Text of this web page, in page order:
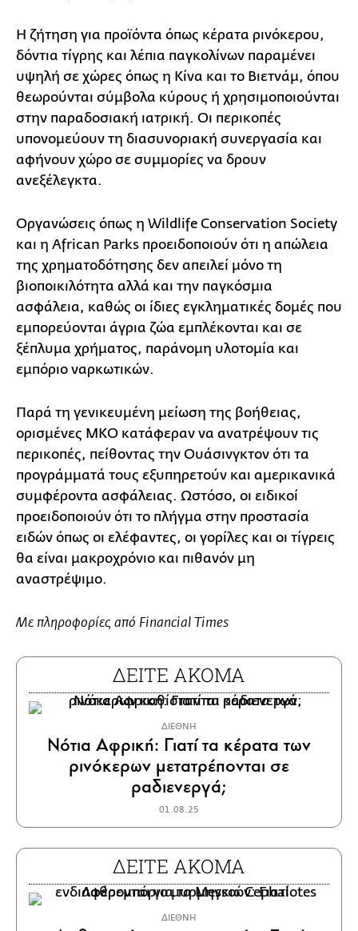
Η ζήτηση για προϊόντα όπως κέρατα ρινόκερου,
δόντια τίγρης και λέπια παγκολίνων παραμένει
υψηλή σε χώρες όπως η Κίνα και το Βιετνάμ, όπου
θεωρούνται σύμβολα κύρους ή χρησιμοποιούνται
στην παραδοσιακή ιατρική. Οι περικοπές
υπονομεύουν τη διασυνοριακή συνεργασία και
αφήνουν χώρο σε συμμορίες να δρουν
ανεξέλεγκτα.
Οργανώσεις όπως η Wildlife Conservation Society
και η African Parks προειδοποιούν ότι η απώλεια
της χρηματοδότησης δεν απειλεί μόνο τη
βιοποικιλότητα αλλά και την παγκόσμια
ασφάλεια, καθώς οι ίδιες εγκληματικές δομές που
εμπορεύονται άγρια ζώα εμπλέκονται και σε
ξέπλυμα χρήματος, παράνομη υλοτομία και
εμπόριο ναρκωτικών.
Παρά τη γενικευμένη μείωση της βοήθειας,
ορισμένες ΜΚΟ κατάφεραν να ανατρέψουν τις
περικοπές, πείθοντας την Ουάσινγκτον ότι τα
προγράμματά τους εξυπηρετούν και αμερικανικά
συμφέροντα ασφάλειας. Ωστόσο, οι ειδικοί
προειδοποιούν ότι το πλήγμα στην προστασία
ειδών όπως οι ελέφαντες, οι γορίλες και οι τίγρεις
θα είναι μακροχρόνιο και πιθανόν μη
αναστρέψιμο.
Με πληροφορίες από Financial Times
ΔΕΙΤΕ ΑΚΟΜΑ
ΔΙΕΘΝΗ
Νότια Αφρική: Γιατί τα κέρατα των
ρινόκερων μετατρέπονται σε
ραδιενεργά;
01.08.25
ΔΕΙΤΕ ΑΚΟΜΑ
ΔΙΕΘΝΗ